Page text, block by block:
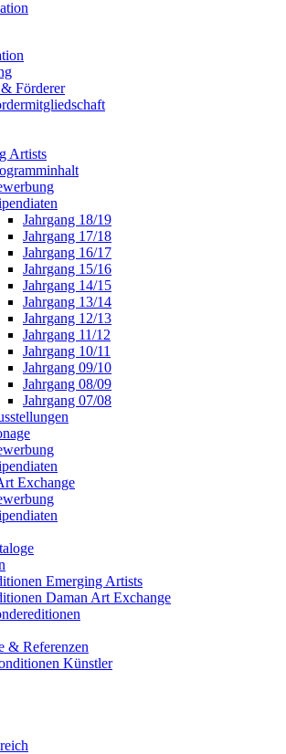
Förderer
Artists
Jahrgang 18/19
Jahrgang 17/18
Jahrgang 16/17
Jahrgang 15/16
Jahrgang 14/15
Jahrgang 13/14
Jahrgang 12/13
Jahrgang 11/12
Jahrgang 10/11
Jahrgang 09/10
Jahrgang 08/09
Jahrgang 07/08
Exchange
Emerging Artists
Daman Art Exchange
& Referenzen
Künstler